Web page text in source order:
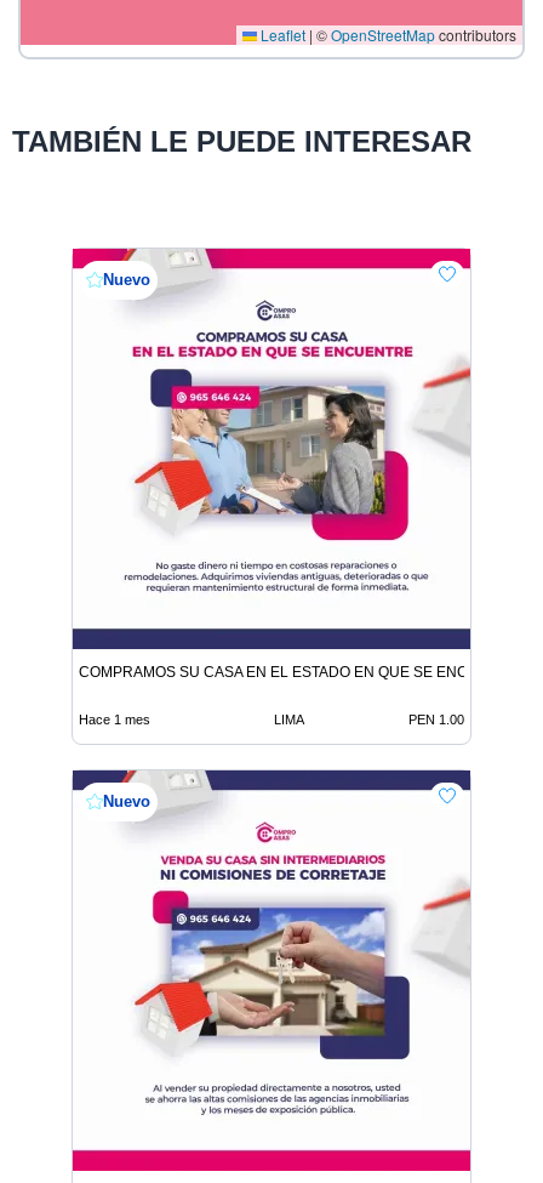
Leaflet | ©OpenStreetMapcontributors
TAMBIÉN LE PUEDE INTERESAR
Nuevo
COMPRAMOS SU CASA EN EL ESTADO EN QUE SE ENCUENTRE
Hace 1 mes LIMA PEN 1.00
Nuevo